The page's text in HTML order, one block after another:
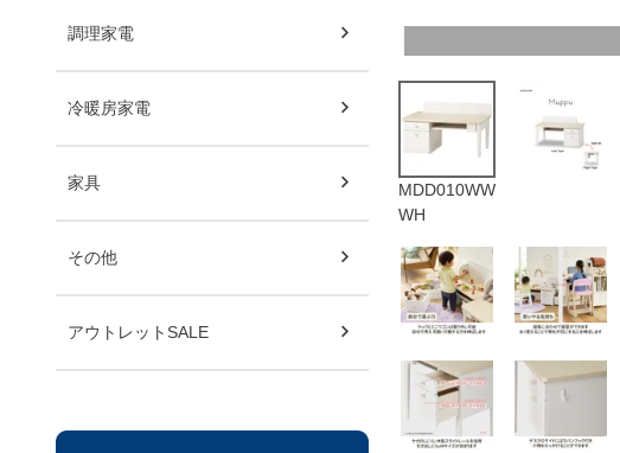
調理家電
冷暖房家電
家具
その他
アウトレットSALE
MDD010WW
WH